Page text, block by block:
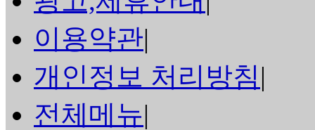
이용약관|
개인정보 처리방침 |
전체메뉴|